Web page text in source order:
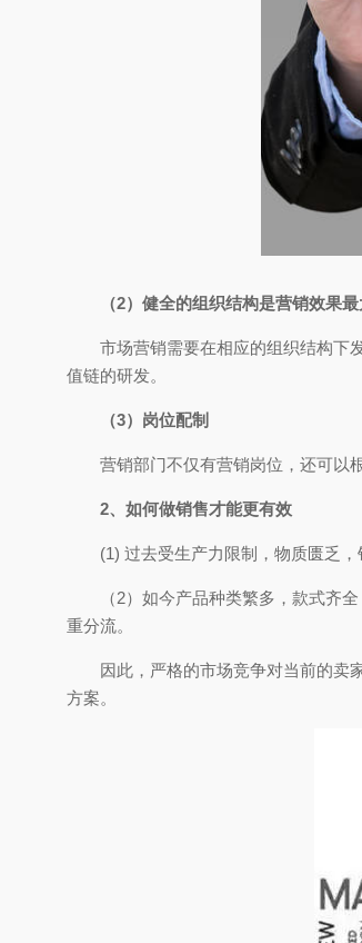
（2）健全的组织结构是营销效果
市场营销需要在相应的组织结构下
值链的研发。
（3）岗位配制
营销部门不仅有营销岗位，还可以
2、如何做销售才能更有效
(1) 过去受生产力限制，物质匮乏
（2）如今产品种类繁多，款式齐
重分流。
因此，严格的市场竞争对当前的卖
方案。